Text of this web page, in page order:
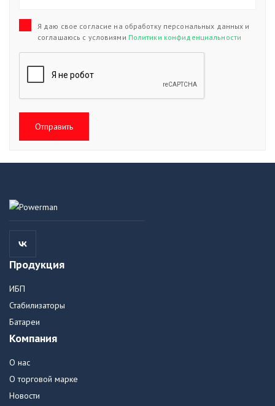
Я даю свое согласие на обработку персональных данных и
соглашаюсь с условиями Политики конфиденциальности
Отправить
Продукция
ИБП
Стабилизаторы
Батареи
Компания
О нас
О торговой марке
Новости